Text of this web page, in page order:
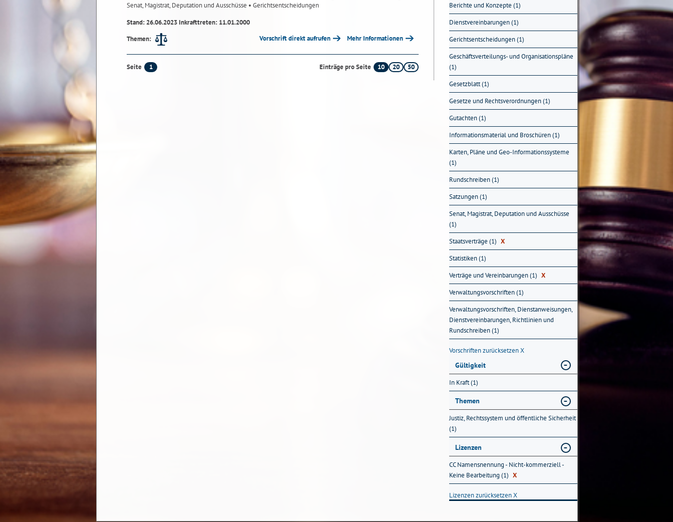
Senat, Magistrat, Deputation und Ausschüsse • Gerichtsentscheidungen
Stand: 26.06.2023 Inkrafttreten: 11.01.2000
Themen:
Vorschrift direkt aufrufen Mehr Informationen
Seite 1 Einträge pro Seite 10 20 50
Berichte und Konzepte (1)
Dienstvereinbarungen (1)
Gerichtsentscheidungen (1)
Geschäftsverteilungs- und Organisationspläne
(1)
Gesetzblatt (1)
Gesetze und Rechtsverordnungen (1)
Gutachten (1)
Informationsmaterial und Broschüren (1)
Karten, Pläne und Geo-Informationssysteme
(1)
Rundschreiben (1)
Satzungen (1)
Senat, Magistrat, Deputation und Ausschüsse
(1)
Staatsverträge (1) X
Statistiken (1)
Verträge und Vereinbarungen (1) X
Verwaltungsvorschriften (1)
Verwaltungsvorschriften, Dienstanweisungen,
Dienstvereinbarungen, Richtlinien und
Rundschreiben (1)
Vorschriften zurücksetzenX
Gültigkeit
In Kraft (1)
Themen
Justiz, Rechtssystem und öffentliche Sicherheit
(1)
Lizenzen
CC Namensnennung - Nicht-kommerziell -
Keine Bearbeitung (1) X
Lizenzen zurücksetzenX